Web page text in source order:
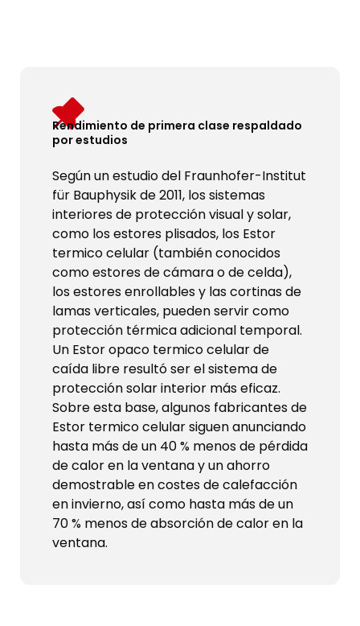
Rendimiento de primera clase respaldado
por estudios
Según un estudio del Fraunhofer-Institut
für Bauphysik de 2011, los sistemas
interiores de protección visual y solar,
como los estores plisados, los Estor
termico celular (también conocidos
como estores de cámara o de celda),
los estores enrollables y las cortinas de
lamas verticales, pueden servir como
protección térmica adicional temporal.
Un Estor opaco termico celular de
caída libre resultó ser el sistema de
protección solar interior más eficaz.
Sobre esta base, algunos fabricantes de
Estor termico celular siguen anunciando
hasta más de un 40 % menos de pérdida
de calor en la ventana y un ahorro
demostrable en costes de calefacción
en invierno, así como hasta más de un
70 % menos de absorción de calor en la
ventana.